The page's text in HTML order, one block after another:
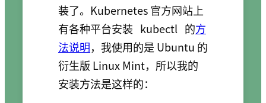
装了。Kubernetes 官方网站上
有各种平台安装 kubectl 的方
法说明，我使用的是 Ubuntu 的
衍生版 Linux Mint，所以我的
安装方法是这样的：